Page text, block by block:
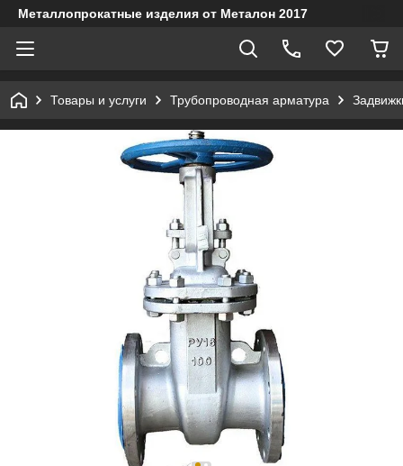
Металлопрокатные изделия от Металон 2017
Товары и услуги Трубопроводная арматура